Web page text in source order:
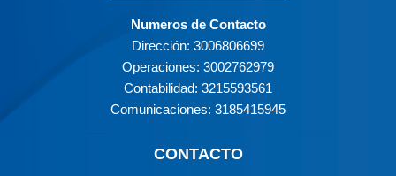
Numeros de Contacto
Dirección: 3006806699
Operaciones: 3002762979
Contabilidad: 3215593561
Comunicaciones: 3185415945
CONTACTO